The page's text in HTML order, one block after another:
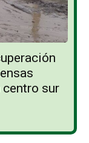
sur